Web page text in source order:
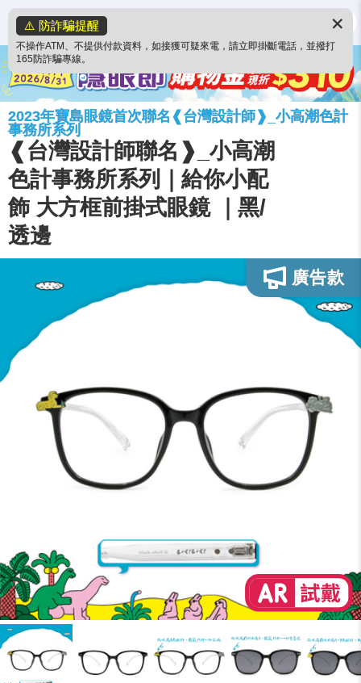
⚠️ 防詐騙提醒
不操作ATM、不提供付款資料，如接獲可疑來電，請立即掛斷電話，並撥打
165防詐騙專線。
✕
2023年寶島眼鏡首次聯名❰台灣設計師❱_小高潮色計
事務所系列
❰台灣設計師聯名❱_小高潮
色計事務所系列｜給你小配
飾 大方框前掛式眼鏡 ｜黑/
透邊